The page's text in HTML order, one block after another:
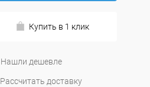
Купить в 1 клик
Нашли дешевле
Рассчитать доставку